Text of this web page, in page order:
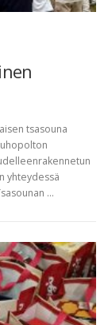
tsasouna
yhteydessä
…